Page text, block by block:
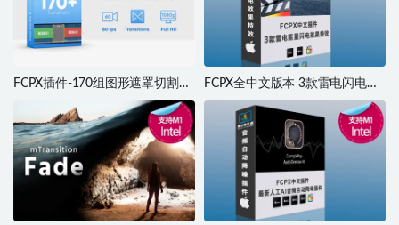
FCPX插件-170组图形遮罩切割视
FCPX全中文版本 3款雷电闪电效
果特效 支持M1 M2